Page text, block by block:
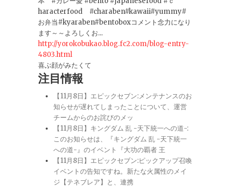
haracterfood #charaben#kawaii#yummy#
お弁当#kyaraben#bentoboxコメント念力になり
ます～～よろしくお...
http://yorokobukao.blog.fc2.com/blog-entry-
4803.html
喜ぶ顔がみたくて
注目情報
【11月8日】エピックセブン:メンテナンスのお
知らせが遅れてしまったことについて、運営
チームからのお詫びのメッ
【11月8日】キングダム 乱 -天下統一への道-:
このお知らせは、『キングダム 乱 -天下統一
への道-』のイベント『大功の覇者 王
【11月8日】エピックセブン:ピックアップ召喚
イベントの告知ですね。新たな火属性のメイ
ジ【テネブレア】と、連携